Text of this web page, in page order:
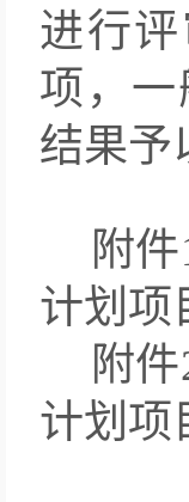
进行
项，
结果予
附
计划项
附
计划项